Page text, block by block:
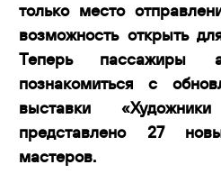
только место
возможность открыть
Теперь пассажиры
познакомиться с
выставки
представлено 27
мастеров.